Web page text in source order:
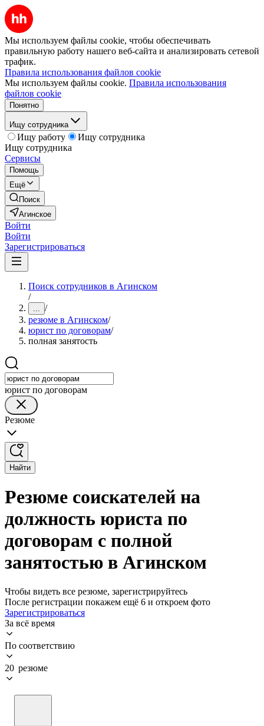
Мы используем файлы cookie, чтобы обеспечивать
правильную работу нашего веб-сайта и анализировать сетевой
трафик.
Правила использования файлов cookie
Мы используем файлы cookie. Правила использования
файлов cookie
Понятно
Ищу сотрудника
Ищу работу
Ищу сотрудника
Ищу сотрудника
Сервисы
Помощь
Ещё
Поиск
Агинское
Войти
Войти
Зарегистрироваться
Поиск сотрудников в Агинском
/
... /
резюме в Агинском/
юрист по договорам/
полная занятость
юрист по договорам
Резюме
Найти
Резюме соискателей на
должность юриста по
договорам с полной
занятостью в Агинском
Чтобы видеть все резюме, зарегистрируйтесь
После регистрации покажем ещё 6 и откроем фото
Зарегистрироваться
За всё время
По соответствию
20 резюме